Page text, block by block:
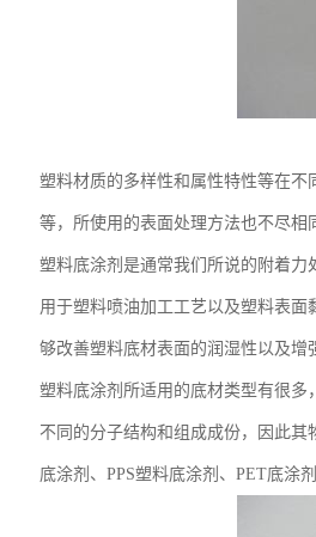
塑料材质的多样性和属性特性等在
等，所使用的表面处理方法也不尽相
塑料底涂剂是通常我们所说的附着
用于塑料喷油加工工艺以及塑料表
够改善塑料底材表面的润湿性以及增
塑料底涂剂所适用的底材类型有很
不同的分子结构和组成成份，因此
底涂剂、PPS塑料底涂剂、PET底涂剂